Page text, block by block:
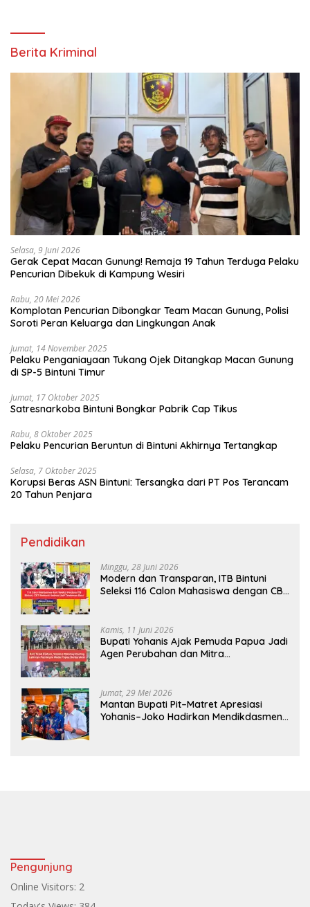
Berita Kriminal
Selasa, 9 Juni 2026
Gerak Cepat Macan Gunung! Remaja 19 Tahun Terduga Pelaku
Pencurian Dibekuk di Kampung Wesiri
Rabu, 20 Mei 2026
Komplotan Pencurian Dibongkar Team Macan Gunung, Polisi
Soroti Peran Keluarga dan Lingkungan Anak
Jumat, 14 November 2025
Pelaku Penganiayaan Tukang Ojek Ditangkap Macan Gunung
di SP-5 Bintuni Timur
Jumat, 17 Oktober 2025
Satresnarkoba Bintuni Bongkar Pabrik Cap Tikus
Rabu, 8 Oktober 2025
Pelaku Pencurian Beruntun di Bintuni Akhirnya Tertangkap
Selasa, 7 Oktober 2025
Korupsi Beras ASN Bintuni: Tersangka dari PT Pos Terancam
20 Tahun Penjara
Pendidikan
Minggu, 28 Juni 2026
Modern dan Transparan, ITB Bintuni
Seleksi 116 Calon Mahasiswa dengan CBT
Kamis, 11 Juni 2026
Bupati Yohanis Ajak Pemuda Papua Jadi
Agen Perubahan dan Mitra
Jumat, 29 Mei 2026
Mantan Bupati Pit–Matret Apresiasi
Yohanis–Joko Hadirkan Mendikdasmen
Pengunjung
Online Visitors: 2